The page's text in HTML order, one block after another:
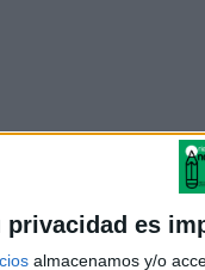
privacidad es
almacenamos y/o
la ficha en PDF